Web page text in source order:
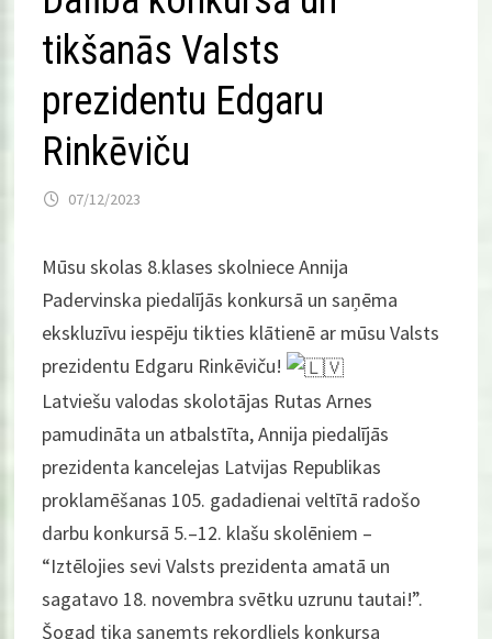
tikšanās Valsts
prezidentu Edgaru
Rinkēviču
07/12/2023
Mūsu skolas 8.klases skolniece Annija
Padervinska piedalījās konkursā un saņēma
ekskluzīvu iespēju tikties klātienē ar mūsu Valsts
prezidentu Edgaru Rinkēviču!
Latviešu valodas skolotājas Rutas Arnes
pamudināta un atbalstīta, Annija piedalījās
prezidenta kancelejas Latvijas Republikas
proklamēšanas 105. gadadienai veltītā radošo
darbu konkursā 5.–12. klašu skolēniem –
“Iztēlojies sevi Valsts prezidenta amatā un
sagatavo 18. novembra svētku uzrunu tautai!”.
Šogad tika saņemts rekordliels konkursa